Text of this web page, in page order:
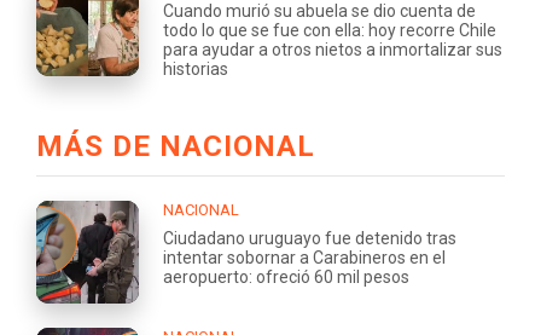
Cuando murió su abuela se dio cuenta de
todo lo que se fue con ella: hoy recorre Chile
para ayudar a otros nietos a inmortalizar sus
historias
MÁS DE NACIONAL
NACIONAL
Ciudadano uruguayo fue detenido tras
intentar sobornar a Carabineros en el
aeropuerto: ofreció 60 mil pesos